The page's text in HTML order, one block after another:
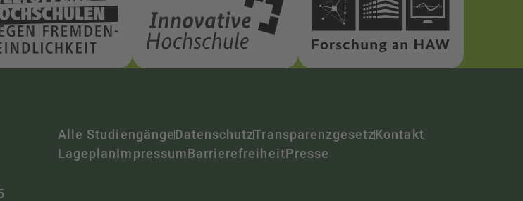
Alle StudiengängeDatenschutzTransparenzgesetzKontakt
LageplanImpressumBarrierefreiheitPresse